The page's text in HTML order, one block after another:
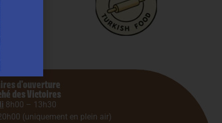
d'ouverture
des Victoires
8h00 – 13h30
(uniquement en plein air)